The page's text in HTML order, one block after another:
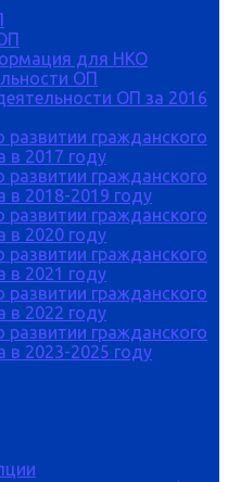
для НКО
ОП
ОП за 2016
гражданского
в 2017 году
гражданского
в 2018-2019 году
гражданского
в 2020 году
гражданского
в 2021 году
гражданского
в 2022 году
гражданского
в 2023-2025 году